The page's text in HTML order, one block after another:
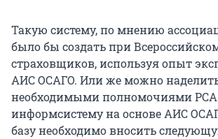
Такую систему, по мнению
было бы создать при
страховщиков, используя опыт
АИС ОСАГО. Или же можно
необходимыми полномочиями РСА
информсистему на основе АИС
базу необходимо вносить